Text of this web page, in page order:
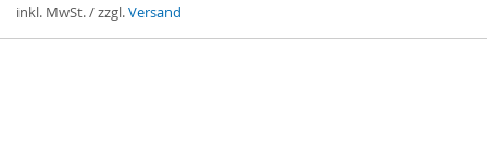
inkl. MwSt. / zzgl.Versand